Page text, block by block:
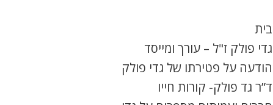
בית
גדי פולק ז"ל – עורך ומייסד
הודעה על פטירתו של גדי פולק
ד”ר גד פולק- קורות חייו